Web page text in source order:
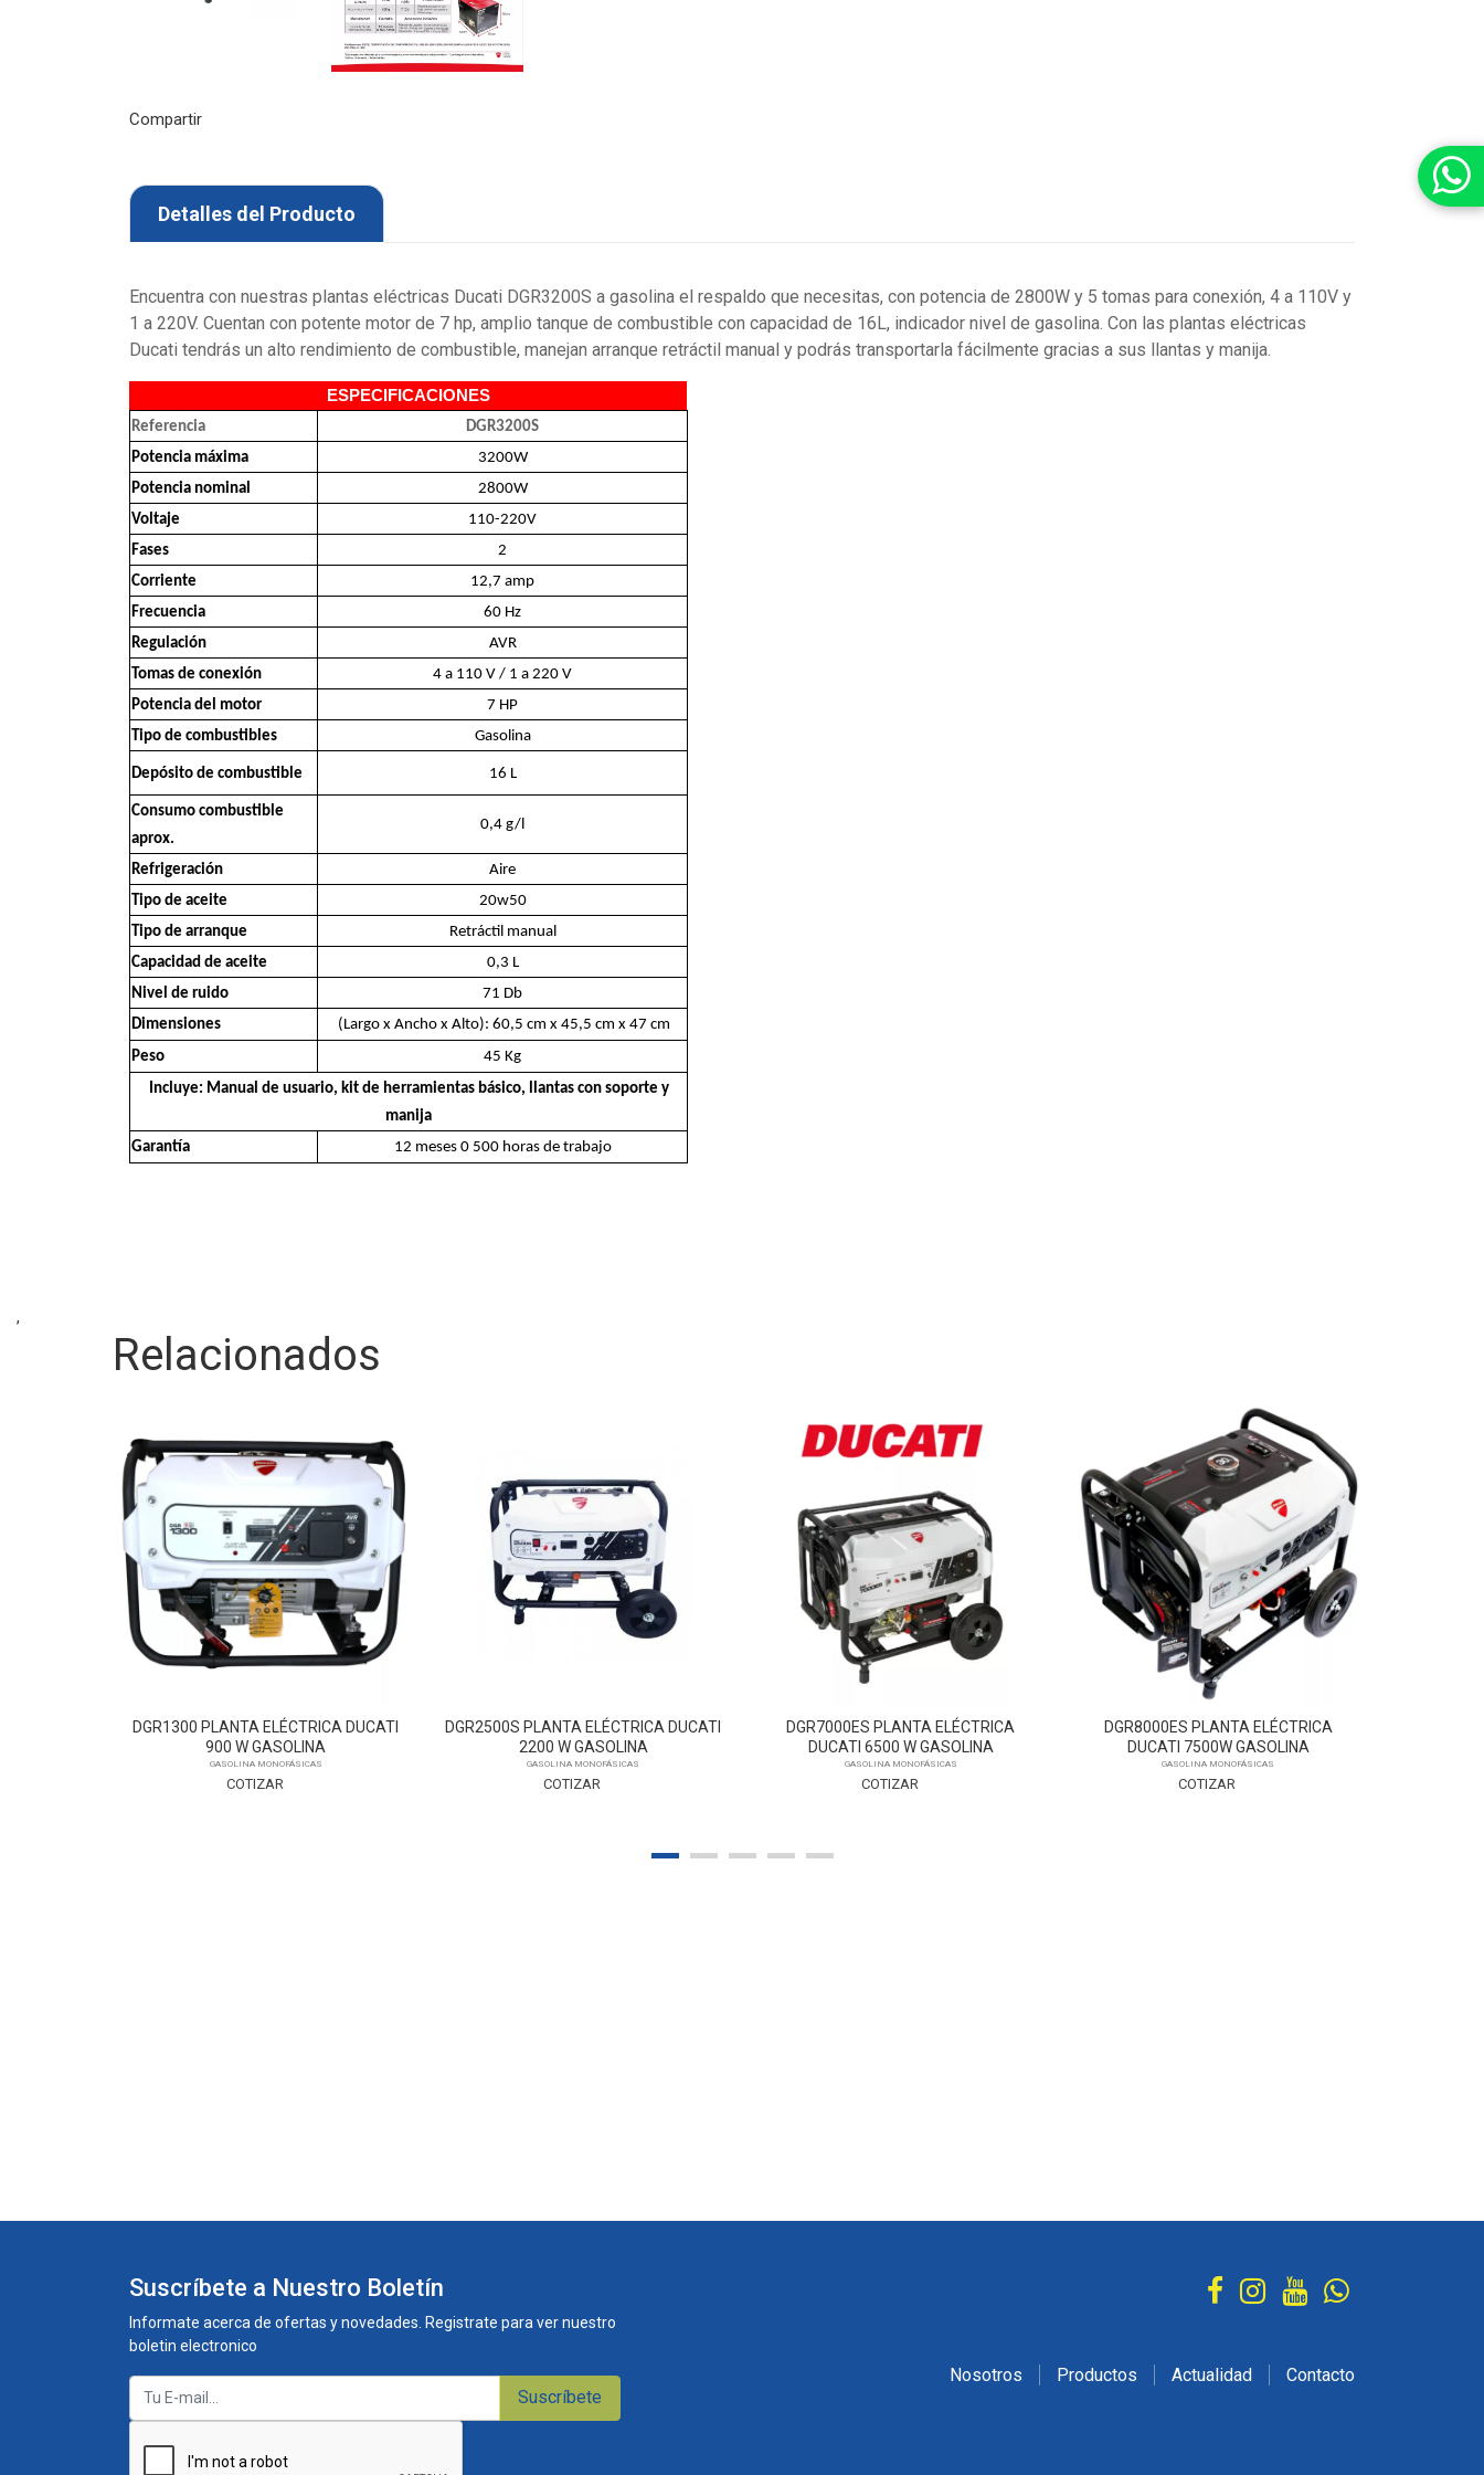
Compartir
Detalles del Producto
Encuentra con nuestras plantas eléctricas Ducati DGR3200S a gasolina el respaldo que necesitas, con potencia de 2800W y 5 tomas para conexión, 4 a 110V y
1 a 220V. Cuentan con potente motor de 7 hp, amplio tanque de combustible con capacidad de 16L, indicador nivel de gasolina. Con las plantas eléctricas
Ducati tendrás un alto rendimiento de combustible, manejan arranque retráctil manual y podrás transportarla fácilmente gracias a sus llantas y manija.
ESPECIFICACIONES
Referencia
DGR3200S
Potencia máxima
3200W
Potencia nominal
2800W
Voltaje
110-220V
Fases
2
Corriente
12,7 amp
Frecuencia
60 Hz
Regulación
AVR
Tomas de conexión
4 a 110 V / 1 a 220 V
Potencia del motor
7 HP
Tipo de combustibles
Gasolina
Depósito de combustible 16 L
Consumo combustible
aprox.
0,4 g/l
Refrigeración
Aire
Tipo de aceite
20w50
Tipo de arranque
Retráctil manual
Capacidad de aceite
0,3 L
Nivel de ruido
71 Db
Dimensiones
(Largo x Ancho x Alto): 60,5 cm x 45,5 cm x 47 cm
Peso
45 Kg
Incluye: Manual de usuario, kit de herramientas básico, llantas con soporte y
manija
Garantía
12 meses 0 500 horas de trabajo
,
Relacionados
DGR2500S PLANTA ELÉCTRICA DUCATI
2200 W GASOLINA
GASOLINA MONOFÁSICAS
COTIZAR
DGR7000ES PLANTA ELÉCTRICA
DUCATI 6500 W GASOLINA
GASOLINA MONOFÁSICAS
COTIZAR
DGR8000ES PLANTA ELÉCTRICA
DUCATI 7500W GASOLINA
GASOLINA MONOFÁSICAS
COTIZAR
DGR5500ES PLANTA ELÉCTRICA
DUCATI 5500W GASOLINA
GASOLINA MONOFÁSICAS
COTIZAR
Suscríbete a Nuestro Boletín
Informate acerca de ofertas y novedades. Registrate para ver nuestro
boletin electronico
Suscríbete
Nosotros Productos Actualidad Contacto